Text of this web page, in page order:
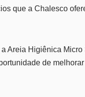
que a Chalesco
Areia Higiênica
de